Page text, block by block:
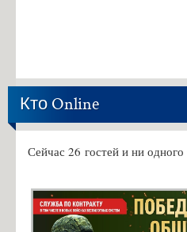
Кто Online
Сейчас 26 гостей и ни одного